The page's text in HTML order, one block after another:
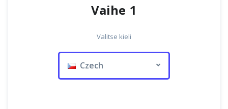
Vaihe 1
Valitse kieli
Czech